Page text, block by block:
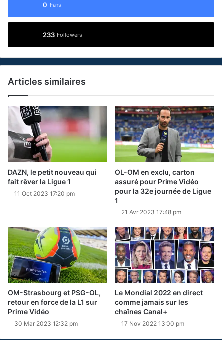
0 Fans
233 Followers
Articles similaires
DAZN, le petit nouveau qui
fait rêver la Ligue 1
11 Oct 2023 17:20 pm
OL-OM en exclu, carton
assuré pour Prime Vidéo
pour la 32e journée de Ligue
1
21 Avr 2023 17:48 pm
OM-Strasbourg et PSG-OL,
retour en force de la L1 sur
Prime Vidéo
30 Mar 2023 12:32 pm
Le Mondial 2022 en direct
comme jamais sur les
chaînes Canal+
17 Nov 2022 13:00 pm